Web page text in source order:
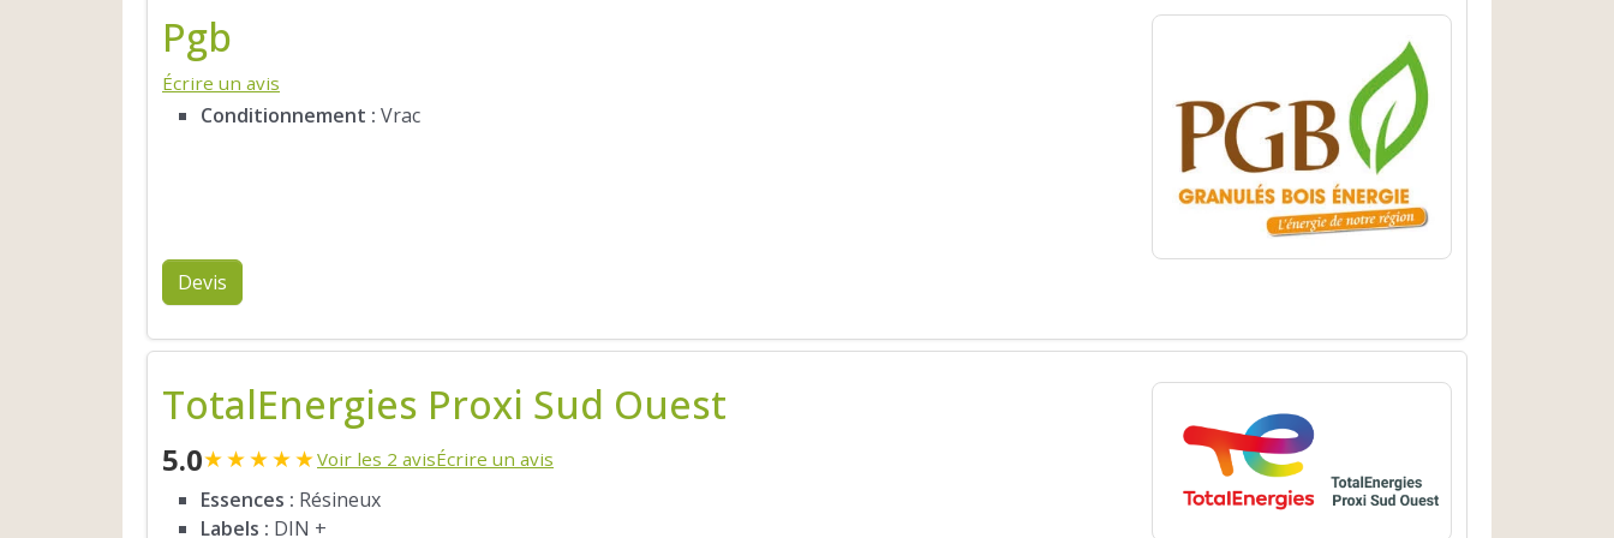
Pgb
Écrire un avis
Conditionnement : Vrac
Devis
TotalEnergies Proxi Sud Ouest
5.0★★★★★Voir les 2 avisÉcrire un avis
Essences : Résineux
Labels : DIN +